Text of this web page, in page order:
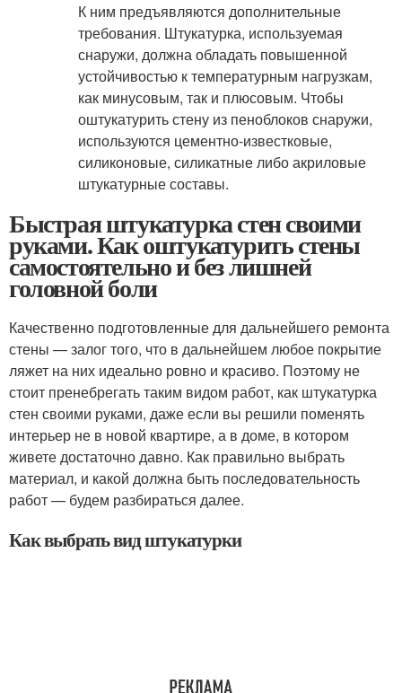
К ним предъявляются дополнительные
требования. Штукатурка, используемая
снаружи, должна обладать повышенной
устойчивостью к температурным нагрузкам,
как минусовым, так и плюсовым. Чтобы
оштукатурить стену из пеноблоков снаружи,
используются цементно-известковые,
силиконовые, силикатные либо акриловые
штукатурные составы.
Быстрая штукатурка стен своими
руками. Как оштукатурить стены
самостоятельно и без лишней
головной боли
Качественно подготовленные для дальнейшего ремонта
стены — залог того, что в дальнейшем любое покрытие
ляжет на них идеально ровно и красиво. Поэтому не
стоит пренебрегать таким видом работ, как штукатурка
стен своими руками, даже если вы решили поменять
интерьер не в новой квартире, а в доме, в котором
живете достаточно давно. Как правильно выбрать
материал, и какой должна быть последовательность
работ — будем разбираться далее.
Как выбрать вид штукатурки